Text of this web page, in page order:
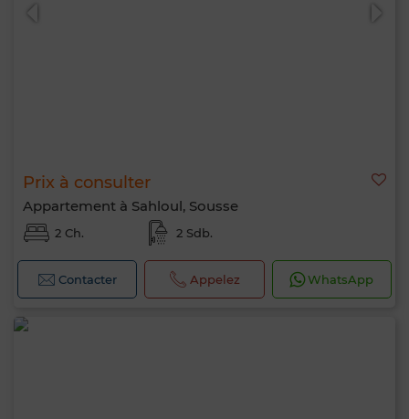
Prix à consulter
Appartement à Sahloul, Sousse
2 Ch. 2 Sdb.
Contacter Appelez WhatsApp